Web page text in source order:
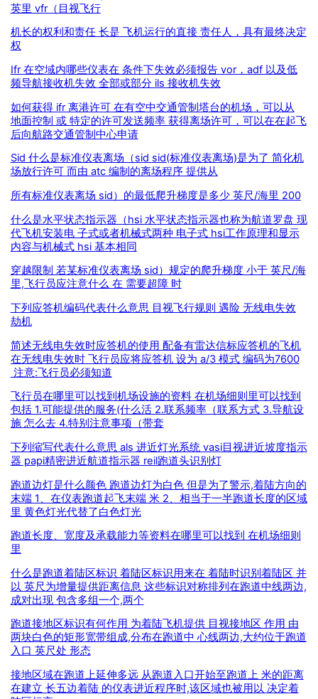
英里 vfr（目视飞行
机长的权利和责任 长是 飞机运行的直接 责任人，具有最终决定
权
Ifr 在空域内哪些仪表在 条件下失效必须报告 vor，adf 以及低
频导航接收机失效 全部或部分 ils 接收机失效
如何获得 ifr 离港许可 在有空中交通管制塔台的机场，可以从
地面控制 或 特定的许可发送频率 获得离场许可，可以在在起飞
后向航路交通管制中心申请
Sid 什么是标准仪表离场（sid sid(标准仪表离场)是为了 简化机
场放行许可 而由 atc 编制的离场程序 提供从
所有标准仪表离场 sid）的最低爬升梯度是多少 英尺/海里 200
什么是水平状态指示器（hsi 水平状态指示器也称为航道罗盘 现
代飞机安装电 子式或者机械式两种 电子式 hsi工作原理和显示
内容与机械式 hsi 基本相同
穿越限制 若某标准仪表离场 sid）规定的爬升梯度 小于 英尺/海
里,飞行员应注意什么 在 需要超障 时
下列应答机编码代表什么意思 目视飞行规则 遇险 无线电失效
劫机
简述无线电失效时应答机的使用 配备有雷达信标应答机的飞机
在无线电失效时 飞行员应将应答机 设为 a/3 模式 编码为7600
注意:飞行员必须知道
飞行员在哪里可以找到机场设施的资料 在机场细则里可以找到
包括 1.可能提供的服务(什么活 2.联系频率（联系方式 3.导航设
施 怎么去 4.特别注意事项（带套
下列缩写代表什么意思 als 进近灯光系统 vasi目视进近坡度指示
器 papi精密进近航道指示器 reil跑道头识别灯
跑道边灯是什么颜色 跑道边灯为白色 但是为了警示,着陆方向的
末端 1、在仪表跑道起飞末端 米 2、相当于一半跑道长度的区域
里 黄色灯光代替了白色灯光
跑道长度、宽度及承载能力等资料在哪里可以找到 在机场细则
里
什么是跑道着陆区标识 着陆区标识用来在 着陆时识别着陆区 并
以 英尺为增量提供距离信息 这些标识对称排列在跑道中线两边,
成对出现 包含多组一个,两个
跑道接地区标识有何作用 为着陆飞机提供 目视接地区 作用 由
两块白色的矩形宽带组成,分布在跑道中 心线两边,大约位于跑道
入口 英尺处 形态
接地区域在跑道上延伸多远 从跑道入口开始至跑道上 米的距离
在建立 长五边着陆 的仪表进近程序时,该区域也被用以 决定着